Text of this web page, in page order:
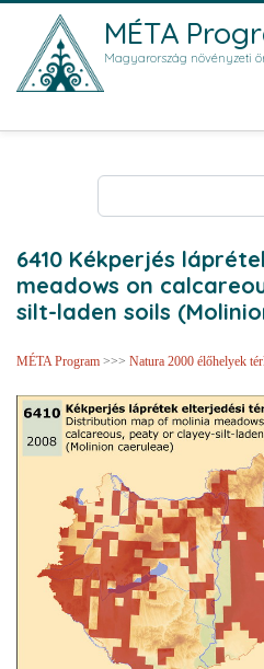
Ugrás a tartalomra
MÉTA
Magyarország növényzeti
6410 Kékperjés
meadows on
silt-laden soils
MÉTA Program >>> Natura 2000 élőhelyek